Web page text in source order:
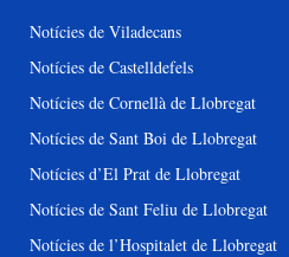
Notícies de Viladecans
Notícies de Castelldefels
Notícies de Cornellà de Llobregat
Notícies de Sant Boi de Llobregat
Notícies d’El Prat de Llobregat
Notícies de Sant Feliu de Llobregat
Notícies de l’Hospitalet de Llobregat